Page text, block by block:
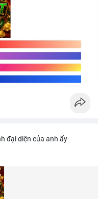
đại diện của anh ấy